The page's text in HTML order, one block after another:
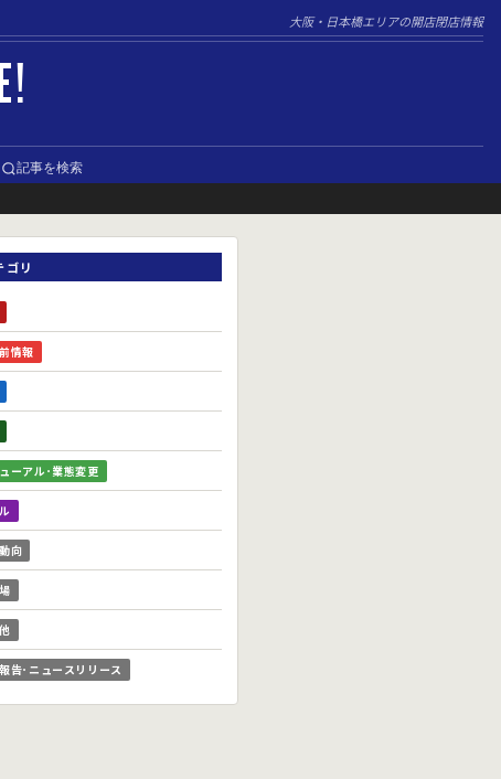
大阪・日本橋エリアの開店閉店情報
記事を検索
ゴリ
情報
ーアル･業態変更
向
告･ニュースリリース